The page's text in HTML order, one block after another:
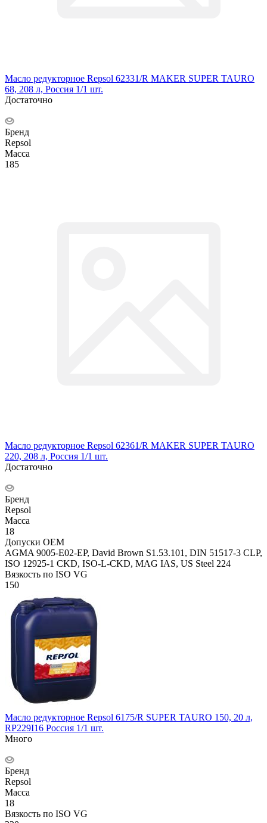
Масло редукторное Repsol 62331/R MAKER SUPER TAURO
68, 208 л, Россия 1/1 шт.
Достаточно
Бренд
Repsol
Масса
185
Масло редукторное Repsol 62361/R MAKER SUPER TAURO
220, 208 л, Россия 1/1 шт.
Достаточно
Бренд
Repsol
Масса
18
Допуски OEM
AGMA 9005-E02-EP, David Brown S1.53.101, DIN 51517-3 CLP,
ISO 12925-1 CKD, ISO-L-CKD, MAG IAS, US Steel 224
Вязкость по ISO VG
150
Масло редукторное Repsol 6175/R SUPER TAURO 150, 20 л,
RP229I16 Россия 1/1 шт.
Много
Бренд
Repsol
Масса
18
Вязкость по ISO VG